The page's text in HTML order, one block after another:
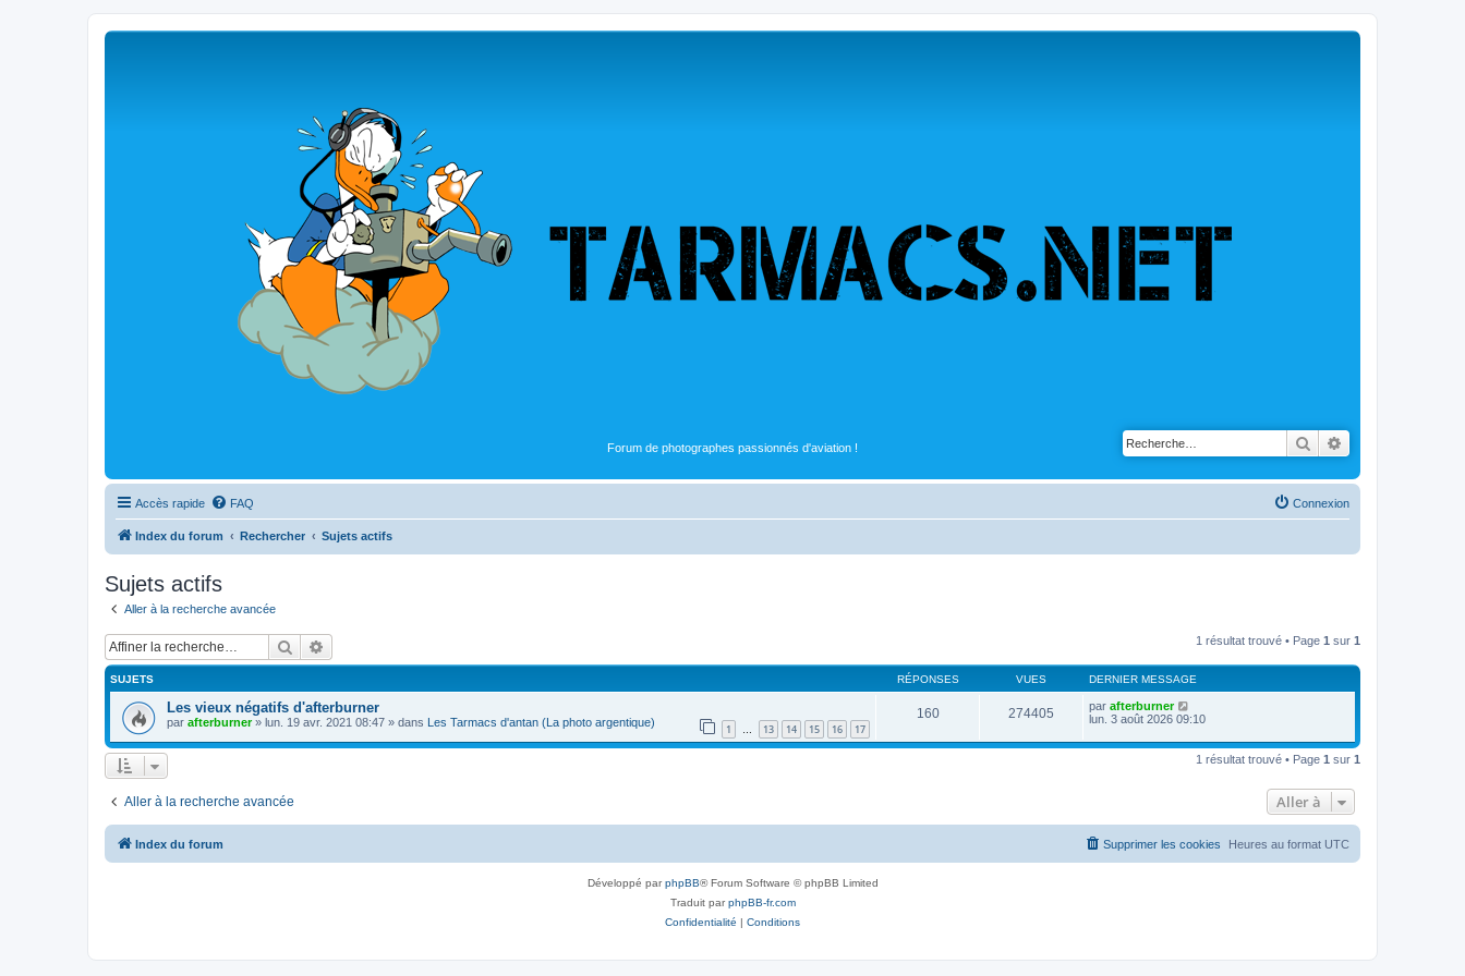
Forum de photographes passionnés d'aviation ! Rechercher
Accès rapide FAQ Connexion
Index du forum Rechercher Sujets actifs
Sujets actifs
Aller à la recherche avancée
Rechercher 1 résultat trouvé • Page 1 sur 1
SUJETS RÉPONSES VUES DERNIER MESSAGE
Les vieux négatifs d'afterburner
par afterburner» lun. 19 avr. 2021 08:47 » dans Les Tarmacs d'antan (La photo argentique) 1 … 13 14 15 16 17
160 274405 par afterburner
lun. 3 août 2026 09:10
1 résultat trouvé • Page 1 sur 1
Aller à la recherche avancée Aller à
Index du forum Heures au format UTC
Supprimer les cookies
Développé parphpBB® Forum Software © phpBB Limited
Traduit parphpBB-fr.com
Confidentialité | Conditions